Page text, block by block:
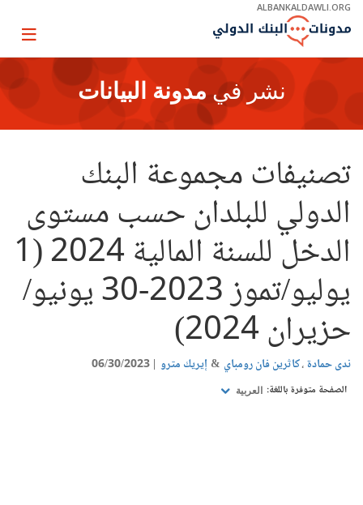
Skip
Main
ALBANKALDAWLI.ORG
Page
نشر في مدونة البيانات
تصنيفات مجموعة البنك
الدولي للبلدان حسب مستوى
الدخل للسنة المالية 2024 (1
يوليو/تموز 2023-30 يونيو/
حزيران 2024)
ندى حمادة كاثرين فان رومباي إيريك مترو 06/30/2023
الصفحة متوفرة باللغة: العربية